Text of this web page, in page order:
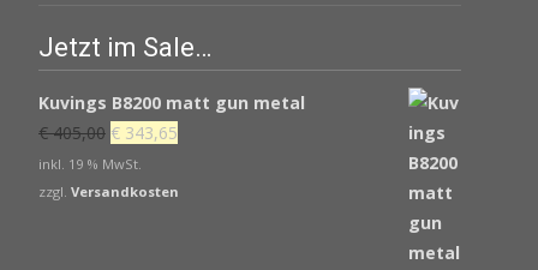
Jetzt im Sale…
Kuvings B8200 matt gun metal
€405,00 Ursprünglicher
Preis
war:
€ 343,65
ist:
inkl. 19 % MwSt.
zzgl. Versandkosten